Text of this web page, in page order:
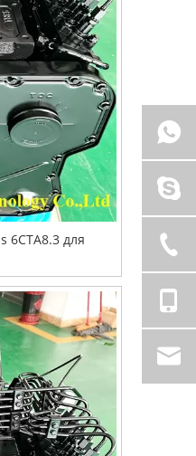
6CTA8.3 для